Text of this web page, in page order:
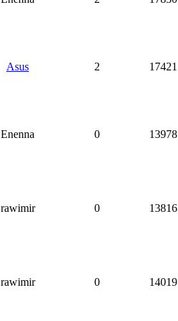
Asus 2 17421
Enenna 0 13978
rawimir 0 13816
rawimir 0 14019